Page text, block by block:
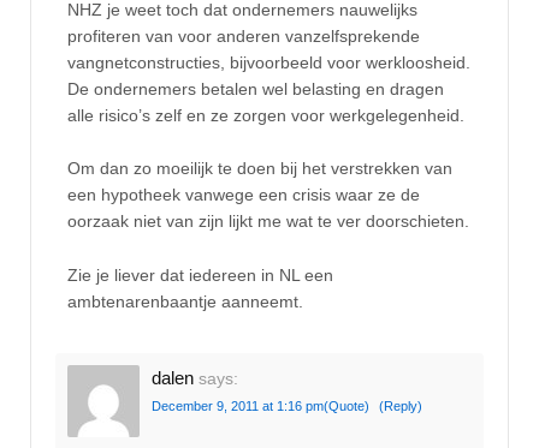
NHZ je weet toch dat ondernemers nauwelijks
profiteren van voor anderen vanzelfsprekende
vangnetconstructies, bijvoorbeeld voor werkloosheid.
De ondernemers betalen wel belasting en dragen
alle risico’s zelf en ze zorgen voor werkgelegenheid.
Om dan zo moeilijk te doen bij het verstrekken van
een hypotheek vanwege een crisis waar ze de
oorzaak niet van zijn lijkt me wat te ver doorschieten.
Zie je liever dat iedereen in NL een
ambtenarenbaantje aanneemt.
dalen says:
December 9, 2011 at 1:16 pm(Quote) (Reply)